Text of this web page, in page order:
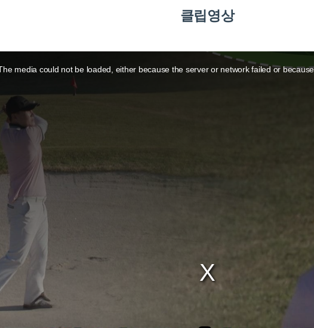
클립영상
media could not be loaded, either because the server or network failed or